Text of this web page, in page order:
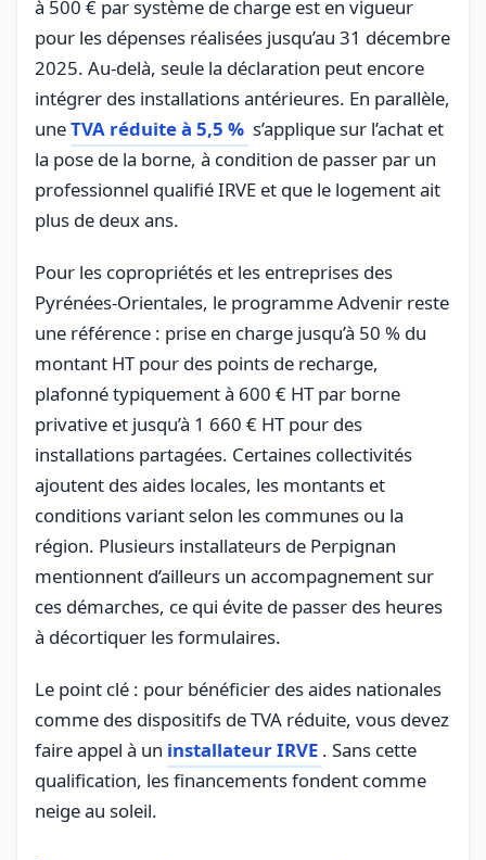
à 500 € par système de charge est en vigueur
pour les dépenses réalisées jusqu’au 31 décembre
2025. Au-delà, seule la déclaration peut encore
intégrer des installations antérieures. En parallèle,
uneTVA réduite à 5,5 % s’applique sur l’achat et
la pose de la borne, à condition de passer par un
professionnel qualifié IRVE et que le logement ait
plus de deux ans.
Pour les copropriétés et les entreprises des
Pyrénées-Orientales, le programme Advenir reste
une référence : prise en charge jusqu’à 50 % du
montant HT pour des points de recharge,
plafonné typiquement à 600 € HT par borne
privative et jusqu’à 1 660 € HT pour des
installations partagées. Certaines collectivités
ajoutent des aides locales, les montants et
conditions variant selon les communes ou la
région. Plusieurs installateurs de Perpignan
mentionnent d’ailleurs un accompagnement sur
ces démarches, ce qui évite de passer des heures
à décortiquer les formulaires.
Le point clé : pour bénéficier des aides nationales
comme des dispositifs de TVA réduite, vous devez
faire appel à un installateur IRVE . Sans cette
qualification, les financements fondent comme
neige au soleil.